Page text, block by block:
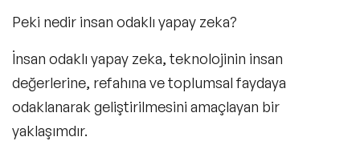
Peki nedir insan odaklı yapay zeka?
İnsan odaklı yapay zeka, teknolojinin insan
değerlerine, refahına ve toplumsal faydaya
odaklanarak geliştirilmesini amaçlayan bir
yaklaşımdır.